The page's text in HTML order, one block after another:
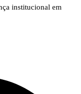
institucional em